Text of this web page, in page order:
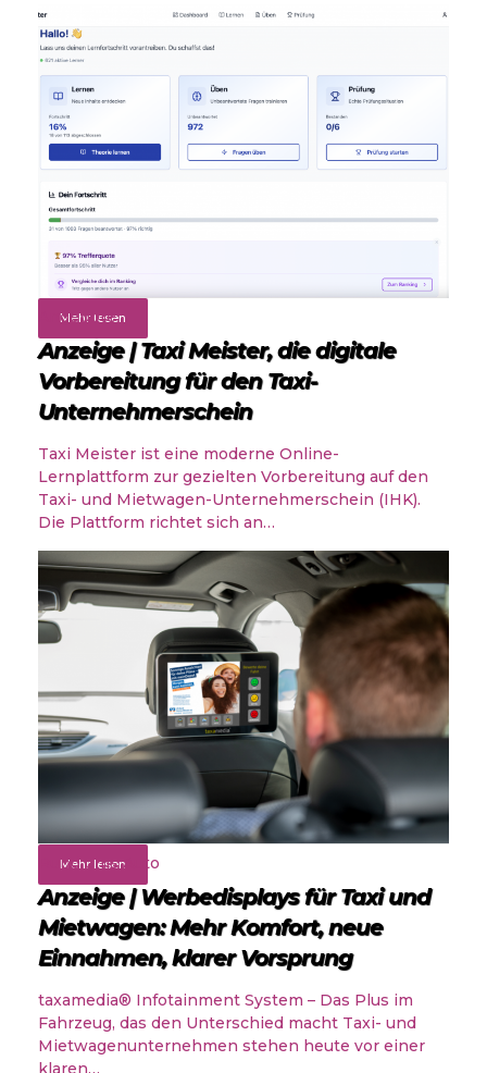
Mehr lesen
Angebote
Anzeige | Taxi Meister, die digitale
Vorbereitung für den Taxi-
Unternehmerschein
Taxi Meister ist eine moderne Online-
Lernplattform zur gezielten Vorbereitung auf den
Taxi- und Mietwagen-Unternehmerschein (IHK).
Die Plattform richtet sich an…
Mehr lesen
Rund ums Auto
Anzeige | Werbedisplays für Taxi und
Mietwagen: Mehr Komfort, neue
Einnahmen, klarer Vorsprung
taxamedia® Infotainment System – Das Plus im
Fahrzeug, das den Unterschied macht Taxi- und
Mietwagenunternehmen stehen heute vor einer
klaren…